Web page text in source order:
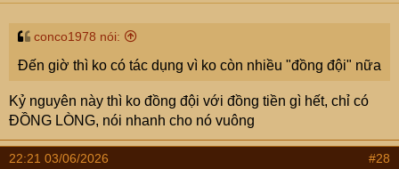
s
conco1978 nói:
Đến giờ thì ko có tác dụng vì ko còn nhiều "đồng đội" nữa
Kỷ nguyên này thì ko đồng đội với đồng tiền gì hết, chỉ có
ĐỒNG LÒNG, nói nhanh cho nó vuông
22:21 03/06/2026 #28